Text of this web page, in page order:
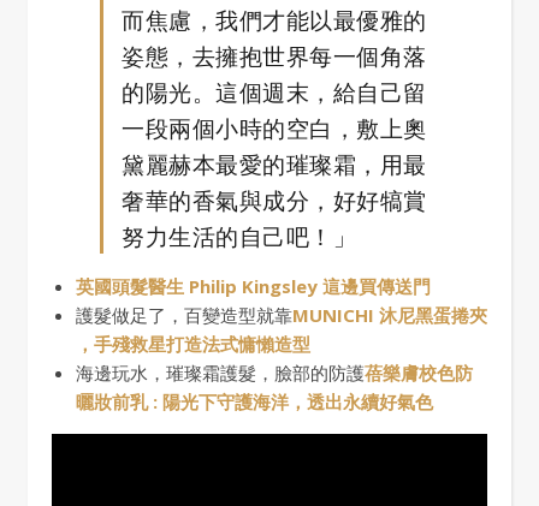
而焦慮，我們才能以最優雅的
姿態，去擁抱世界每一個角落
的陽光。這個週末，給自己留
一段兩個小時的空白，敷上奧
黛麗赫本最愛的璀璨霜，用最
奢華的香氣與成分，好好犒賞
努力生活的自己吧！」
英國頭髮醫生 Philip Kingsley 這邊買傳送門
護髮做足了，百變造型就靠MUNICHI 沐尼黑蛋捲夾
，手殘救星打造法式慵懶造型
海邊玩水，璀璨霜護髮，臉部的防護蓓樂膚校色防
曬妝前乳 : 陽光下守護海洋，透出永續好氣色